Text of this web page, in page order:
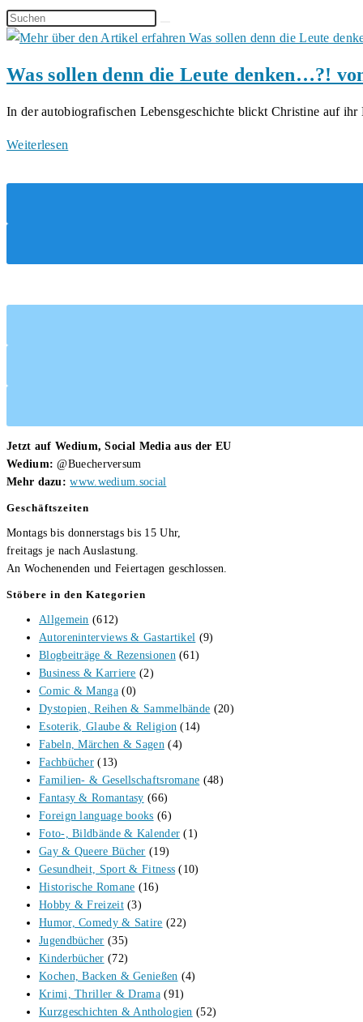
Diese
Website
Was sollen denn die Leute denken…?!
In der autobiografischen Lebensgeschichte blickt Christine auf
Weiterlesen
denn
von
Ehrlich
Jetzt auf Wedium, Social Media aus der EU
Wedium: @Buecherversum
Mehr dazu: www.wedium.social
Geschäftszeiten
Montags bis donnerstags bis 15 Uhr,
freitags je nach Auslastung.
An Wochenenden und Feiertagen geschlossen.
Stöbere in den Kategorien
Allgemein (612)
Autoreninterviews & Gastartikel (9)
Blogbeiträge & Rezensionen (61)
Business & Karriere (2)
Comic & Manga (0)
Dystopien, Reihen & Sammelbände (20)
Esoterik, Glaube & Religion (14)
Fabeln, Märchen & Sagen (4)
Fachbücher (13)
Familien- & Gesellschaftsromane (48)
Fantasy & Romantasy (66)
Foreign language books (6)
Foto-, Bildbände & Kalender (1)
Gay & Queere Bücher (19)
Gesundheit, Sport & Fitness (10)
Historische Romane (16)
Hobby & Freizeit (3)
Humor, Comedy & Satire (22)
Jugendbücher (35)
Kinderbücher (72)
Kochen, Backen & Genießen (4)
Krimi, Thriller & Drama (91)
Kurzgeschichten & Anthologien (52)